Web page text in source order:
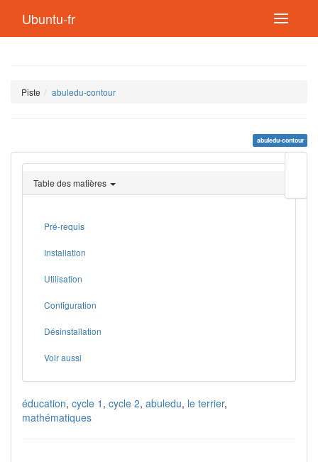
Ubuntu-fr
Piste abuledu-contour
abuledu-contour
page
Table des matières
Pré-requis
Installation
Utilisation
Configuration
Désinstallation
Voir aussi
éducation, cycle 1 , cycle 2, abuledu, le terrier,
mathématiques